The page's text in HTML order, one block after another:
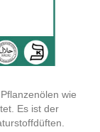
wie
Es ist der